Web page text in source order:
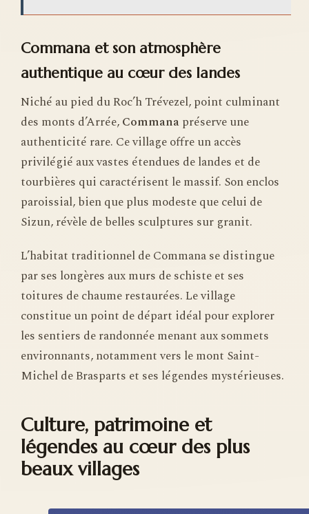
Commana et son atmosphère
authentique au cœur des landes
Niché au pied du Roc’h Trévezel, point culminant
des monts d’Arrée,Commanapréserve une
authenticité rare. Ce village offre un accès
privilégié aux vastes étendues de landes et de
tourbières qui caractérisent le massif. Son enclos
paroissial, bien que plus modeste que celui de
Sizun, révèle de belles sculptures sur granit.
L’habitat traditionnel de Commana se distingue
par ses longères aux murs de schiste et ses
toitures de chaume restaurées. Le village
constitue un point de départ idéal pour explorer
les sentiers de randonnée menant aux sommets
environnants, notamment vers le mont Saint-
Michel de Brasparts et ses légendes mystérieuses.
Culture, patrimoine et
légendes au cœur des plus
beaux villages